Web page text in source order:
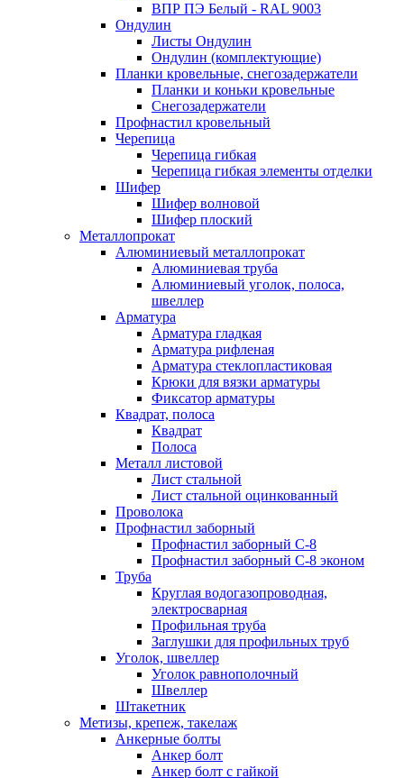
ВПР ПЭ Белый - RAL 9003
Ондулин
Листы Ондулин
Ондулин (комплектующие)
Планки кровельные, снегозадержатели
Планки и коньки кровельные
Снегозадержатели
Профнастил кровельный
Черепица
Черепица гибкая
Черепица гибкая элементы отделки
Шифер
Шифер волновой
Шифер плоский
Металлопрокат
Алюминиевый металлопрокат
Алюминиевая труба
Алюминиевый уголок, полоса,
швеллер
Арматура
Арматура гладкая
Арматура рифленая
Арматура стеклопластиковая
Крюки для вязки арматуры
Фиксатор арматуры
Квадрат, полоса
Квадрат
Полоса
Металл листовой
Лист стальной
Лист стальной оцинкованный
Проволока
Профнастил заборный
Профнастил заборный С-8
Профнастил заборный С-8 эконом
Труба
Круглая водогазопроводная,
электросварная
Профильная труба
Заглушки для профильных труб
Уголок, швеллер
Уголок равнополочный
Швеллер
Штакетник
Метизы, крепеж, такелаж
Анкерные болты
Анкер болт
Анкер болт с гайкой